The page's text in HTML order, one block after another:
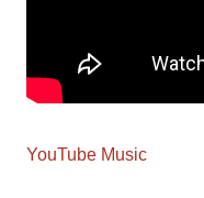
YouTube Music